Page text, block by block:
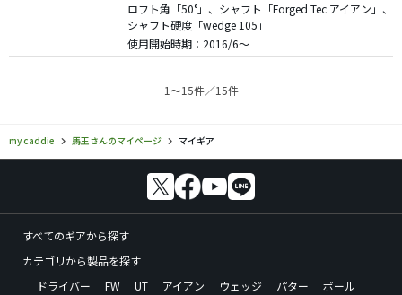
ロフト角「50°」、シャフト「Forged Tec アイアン」、
シャフト硬度「wedge 105」
使用開始時期：2016/6～
1〜15件／15件
my caddie 馬王さんのマイページ マイギア
すべてのギアから探す
カテゴリから製品を探す
ドライバー
FW UT アイアン ウェッジ パター
ボール